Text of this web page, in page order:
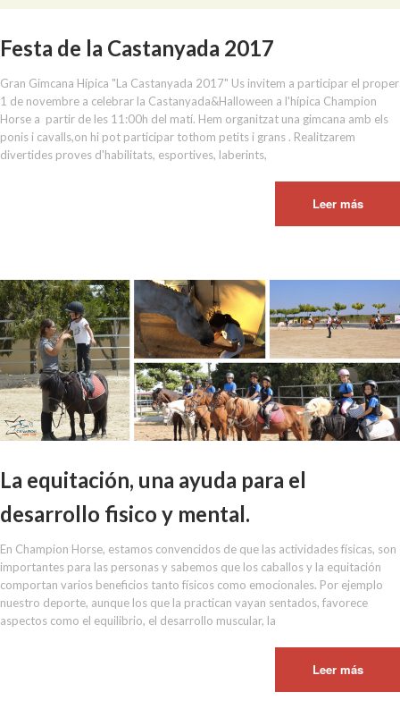
Festa de la Castanyada 2017
Gran Gimcana Hípica "La Castanyada 2017" Us invitem a participar el proper
1 de novembre a celebrar la Castanyada&Halloween a l'hípica Champion
Horse a partir de les 11:00h del matí. Hem organitzat una gimcana amb els
ponis i cavalls,on hi pot participar tothom petits i grans . Realitzarem
divertides proves d'habilitats, esportives, laberints,
Leer más
La equitación, una ayuda para el
desarrollo fisico y mental.
En Champion Horse, estamos convencidos de que las actividades físicas, son
importantes para las personas y sabemos que los caballos y la equitación
comportan varios beneficios tanto físicos como emocionales. Por ejemplo
nuestro deporte, aunque los que la practican vayan sentados, favorece
aspectos como el equilibrio, el desarrollo muscular, la
Leer más